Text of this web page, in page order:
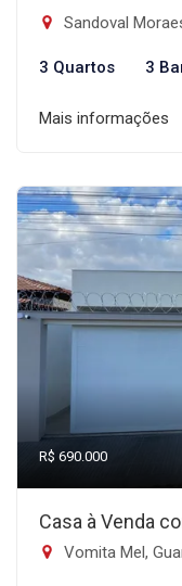
Sandoval
3 Quartos 3
Mais informações
R$ 690.000
Casa à Venda
Vomita Mel,